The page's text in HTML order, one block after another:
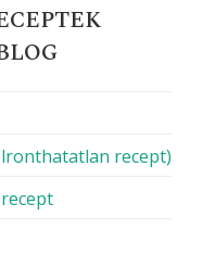
recept)